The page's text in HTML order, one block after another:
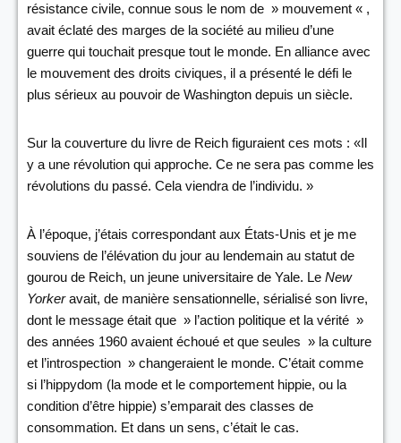
résistance civile, connue sous le nom de » mouvement « ,
avait éclaté des marges de la société au milieu d’une
guerre qui touchait presque tout le monde. En alliance avec
le mouvement des droits civiques, il a présenté le défi le
plus sérieux au pouvoir de Washington depuis un siècle.
Sur la couverture du livre de Reich figuraient ces mots : «Il
y a une révolution qui approche. Ce ne sera pas comme les
révolutions du passé. Cela viendra de l’individu. »
À l’époque, j’étais correspondant aux États-Unis et je me
souviens de l’élévation du jour au lendemain au statut de
gourou de Reich, un jeune universitaire de Yale. Le New
Yorkeravait, de manière sensationnelle, sérialisé son livre,
dont le message était que » l’action politique et la vérité »
des années 1960 avaient échoué et que seules » la culture
et l’introspection » changeraient le monde. C’était comme
si l’hippydom (la mode et le comportement hippie, ou la
condition d’être hippie) s’emparait des classes de
consommation. Et dans un sens, c’était le cas.